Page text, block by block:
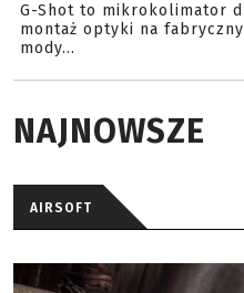
G-Shot to mikrokolimator
montaż optyki na
mody...
NAJNOWSZE
AIRSOFT